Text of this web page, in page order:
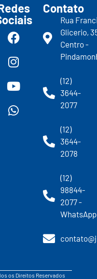
Contato
Rua
Glicerio,
Centro -
(12)
3644-
2077
(12)
3644-
2078
(12)
98844-
2077 -
WhatsApp
os Direitos Reservados